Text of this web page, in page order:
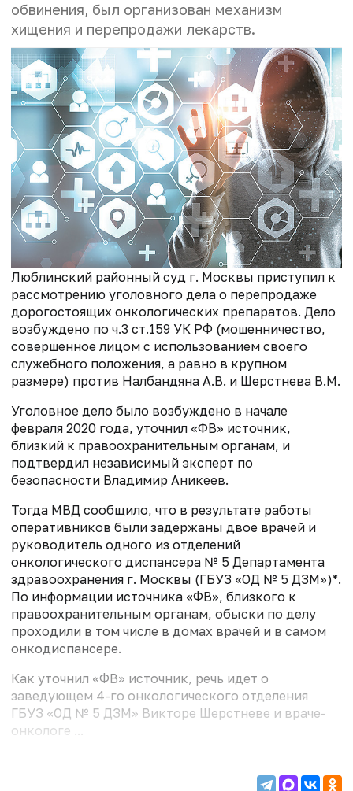
обвинения, был организован механизм
хищения и перепродажи лекарств.
Люблинский районный суд г. Москвы приступил к
рассмотрению уголовного дела о перепродаже
дорогостоящих онкологических препаратов. Дело
возбуждено по ч.3 ст.159 УК РФ (мошенничество,
совершенное лицом с использованием своего
служебного положения, а равно в крупном
размере) против Налбандяна А.В. и Шерстнева В.М.
Уголовное дело было возбуждено в начале
февраля 2020 года, уточнил «ФВ» источник,
близкий к правоохранительным органам, и
подтвердил независимый эксперт по
безопасности Владимир Аникеев.
Тогда МВД сообщило, что в результате работы
оперативников были задержаны двое врачей и
руководитель одного из отделений
онкологического диспансера № 5 Департамента
здравоохранения г. Москвы (ГБУЗ «ОД № 5 ДЗМ»)*.
По информации источника «ФВ», близкого к
правоохранительным органам, обыски по делу
проходили в том числе в домах врачей и в самом
онкодиспансере.
Как уточнил «ФВ» источник, речь идет о
заведующем 4-го онкологического отделения
ГБУЗ «ОД № 5 ДЗМ» Викторе Шерстневе и враче-
онкологе ...